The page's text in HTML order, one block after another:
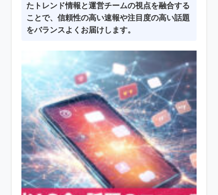
たトレンド情報と運営チームの視点を融合する
ことで、信頼性の高い速報や注目度の高い話題
をバランスよくお届けします。